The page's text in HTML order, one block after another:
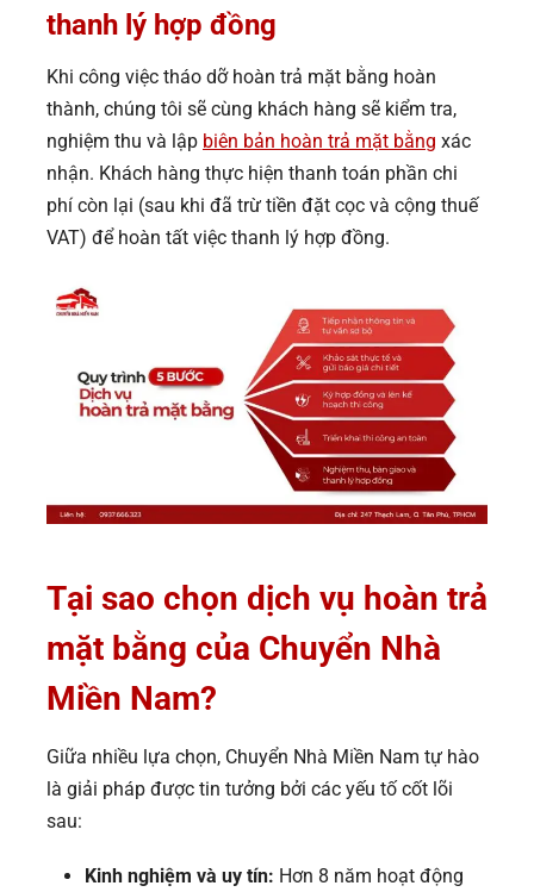
thanh lý hợp đồng
Khi công việc tháo dỡ hoàn trả mặt bằng hoàn
thành, chúng tôi sẽ cùng khách hàng sẽ kiểm tra,
nghiệm thu và lập biên bản hoàn trả mặt bằng xác
nhận. Khách hàng thực hiện thanh toán phần chi
phí còn lại (sau khi đã trừ tiền đặt cọc và cộng thuế
VAT) để hoàn tất việc thanh lý hợp đồng.
Tại sao chọn dịch vụ hoàn trả
mặt bằng của Chuyển Nhà
Miền Nam?
Giữa nhiều lựa chọn, Chuyển Nhà Miền Nam tự hào
là giải pháp được tin tưởng bởi các yếu tố cốt lõi
sau:
Kinh nghiệm và uy tín: Hơn 8 năm hoạt động